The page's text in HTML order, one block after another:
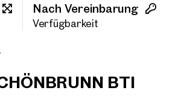
Nach Vereinbarung
Verfügbarkeit
BTI
Vorname